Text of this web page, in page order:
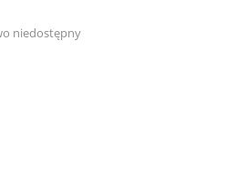
niedostępny